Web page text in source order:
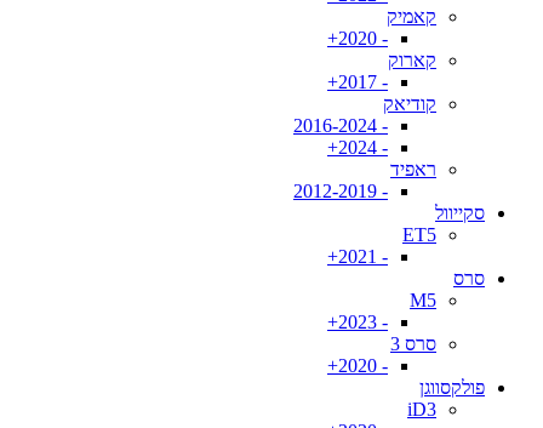
קאמיק
- 2020+
קארוק
- 2017+
קודיאק
- 2016-2024
- 2024+
ראפיד
- 2012-2019
סקייוול
ET5
- 2021+
סרס
M5
- 2023+
סרס 3
- 2020+
פולקסווגן
iD3